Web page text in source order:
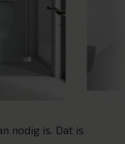
nodig is. Dat is